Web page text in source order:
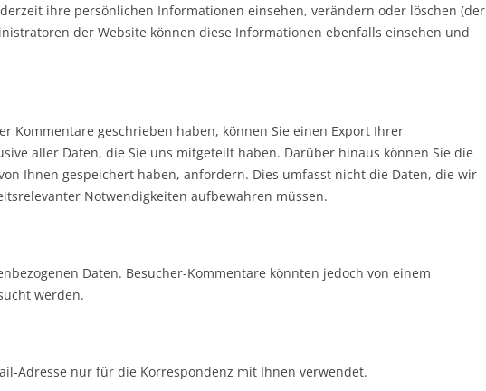
ihre persönlichen Informationen einsehen, verändern oder löschen (der
der Website können diese Informationen ebenfalls einsehen und
Kommentare geschrieben haben, können Sie einen Export Ihrer
aller Daten, die Sie uns mitgeteilt haben. Darüber hinaus können Sie die
Ihnen gespeichert haben, anfordern. Dies umfasst nicht die Daten, die wir
Notwendigkeiten aufbewahren müssen.
Daten. Besucher-Kommentare könnten jedoch von einem
werden.
Adresse nur für die Korrespondenz mit Ihnen verwendet.